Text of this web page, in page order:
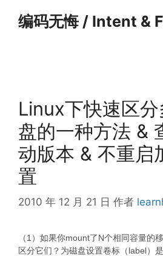
编码无悔 / Intent &
Linux下快速区
盘的一种方法 &
动版本 & 不重启
置
2010 年 12 月 21 日 作者
（1）如果你mount了N个相同容量的
区分它们？为磁盘设置卷标（label）是